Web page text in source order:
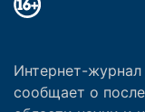
Интернет-
сообщает о